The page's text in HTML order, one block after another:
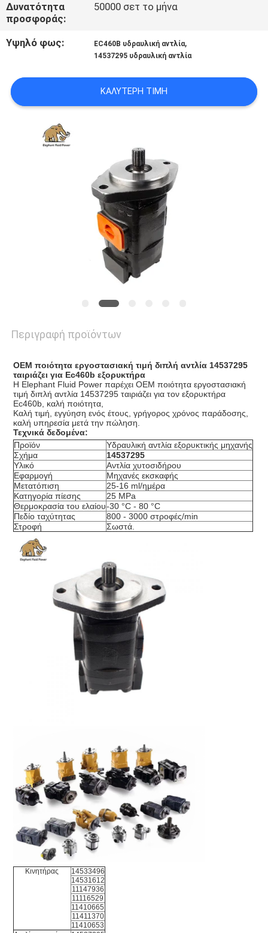
ΕΙΔΉΣΕΙΣ
ΠΕΡΙΠΤΏΣΕΙΣ
SITEMAP
PRIVACY
Δυνατότητα
προσφοράς:
50000 σετ το μήνα
Υψηλό φως: EC460B υδραυλική αντλία,
14537295 υδραυλική αντλία
ΚΑΛΎΤΕΡΗ ΤΙΜΉ
Περιγραφή προϊόντων
OEM ποιότητα εργοστασιακή τιμή διπλή αντλία 14537295
ταιριάζει για Ec460b εξορυκτήρα
Η Elephant Fluid Power παρέχει OEM ποιότητα εργοστασιακή
τιμή διπλή αντλία 14537295 ταιριάζει για τον εξορυκτήρα
Ec460b, καλή ποιότητα,
Καλή τιμή, εγγύηση ενός έτους, γρήγορος χρόνος παράδοσης,
καλή υπηρεσία μετά την πώληση.
Τεχνικά δεδομένα:
Προϊόν
Υδραυλική αντλία εξορυκτικής μηχανής
Σχήμα
14537295
Υλικό
Αντλία χυτοσιδήρου
Εφαρμογή
Μηχανές εκσκαφής
Μετατόπιση
25-16 ml/ημέρα
Κατηγορία πίεσης
25 MPa
Θερμοκρασία του ελαίου-30 °C - 80 °C
Πεδίο ταχύτητας
800 - 3000 στροφές/min
Στροφή
Σωστά.
Κινητήρας
14533496
14531612
11147936
11116529
11410665
11411370
11410653